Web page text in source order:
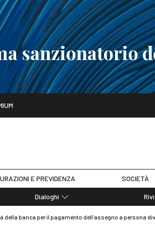
sanzionatorio
E PREVIDENZA SOCIETÀ
Dialoghi
della banca per il pagamento dell’assegno a persona